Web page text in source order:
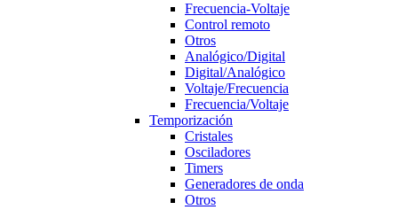
Frecuencia-Voltaje
Control remoto
Otros
Analógico/Digital
Digital/Analógico
Voltaje/Frecuencia
Frecuencia/Voltaje
Temporización
Cristales
Osciladores
Timers
Generadores de onda
Otros